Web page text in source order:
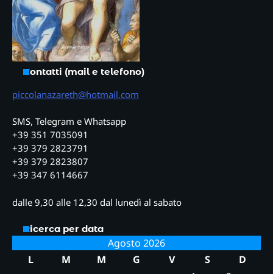
Contatti (mail e telefono)
piccolanazareth@hotmail.com
SMS, Telegram e Whatsapp
+39 351 7035091
+39 379 2823791
+39 379 2823807
+39 347 6114667
dalle 9,30 alle 12,30 dal lunedì al sabato
Ricerca per data
Agosto 2026
L
M M G V S
D